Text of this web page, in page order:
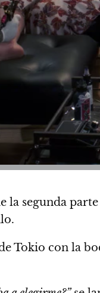
la segunda
Tokio con la